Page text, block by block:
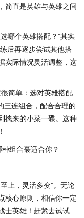
简直是英雄与英雄之间
哪个英雄搭配？”其实
后再逐步尝试其他搭
实际情况灵活调整，这
简单：选对英雄搭配
三连组合，配合合理的
擒来的小菜一碟。这种
上，灵活多变”。无论
核心原则，相信你一定
士英雄！赶紧去试试